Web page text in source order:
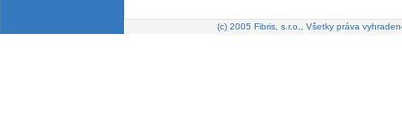
(c) 2005 Fibris, s.r.o., Všetky práva